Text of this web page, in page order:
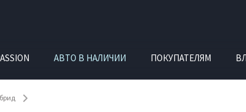
АВТО В НАЛИЧИИ ПОКУПАТЕЛЯМ